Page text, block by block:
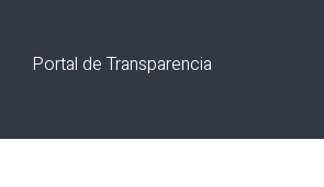
Portal de Transparencia